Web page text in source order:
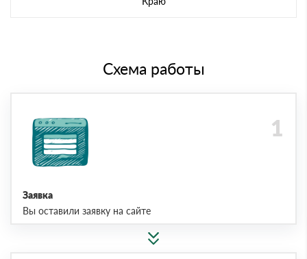
Схема работы
Заявка
Вы оставили заявку на сайте